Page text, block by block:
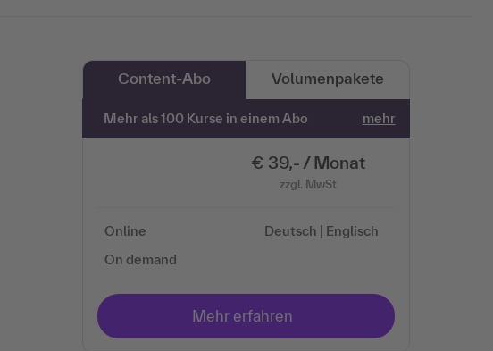
Content-Abo Volumenpakete
Mehr als 100 Kurse in einem Abo mehr
€ 39,- / Monat
zzgl. MwSt
Online
On demand
Deutsch | Englisch